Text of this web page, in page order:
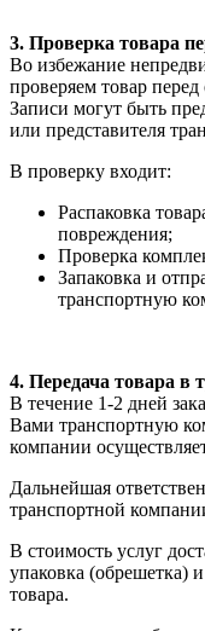
3. Проверка товара
Во избежание
проверяем товар
Записи могут быть
или представителя
В проверку входит:
Распаковка
повреждения;
Проверка
Запаковка и
транспортную
4. Передача товара в
В течение 1-2 дней
Вами транспортную
компании
Дальнейшая
транспортной
В стоимость услуг
упаковка (обрешетка)
товара.